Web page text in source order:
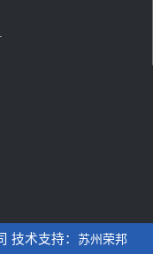
技术支持： 苏州荣邦